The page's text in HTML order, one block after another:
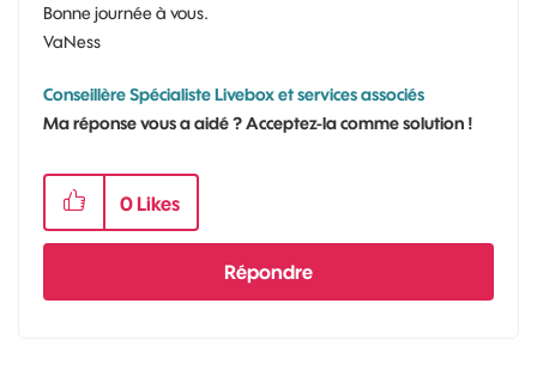
Bonne journée à vous.
VaNess
Conseillère Spécialiste Livebox et services associés
Ma réponse vous a aidé ? Acceptez-la comme solution !
0 Likes
Répondre